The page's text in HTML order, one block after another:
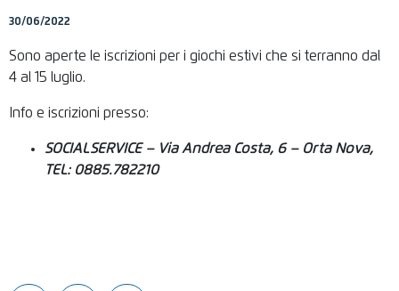
30/06/2022
Sono aperte le iscrizioni per i giochi estivi che si terranno dal
4 al 15 luglio.
Info e iscrizioni presso:
SOCIALSERVICE – Via Andrea Costa, 6 – Orta Nova,
TEL: 0885.782210